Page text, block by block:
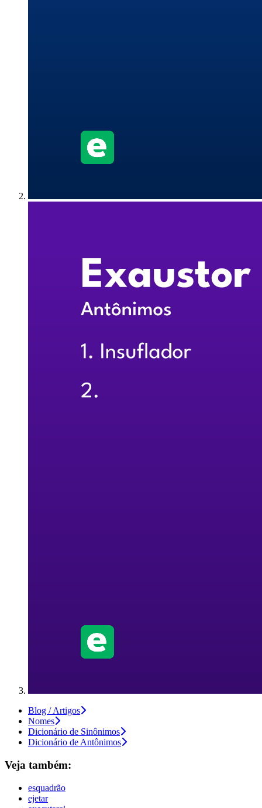
Blog / Artigos
Nomes
Dicionário de Sinônimos
Dicionário de Antônimos
Veja também:
esquadrão
ejetar